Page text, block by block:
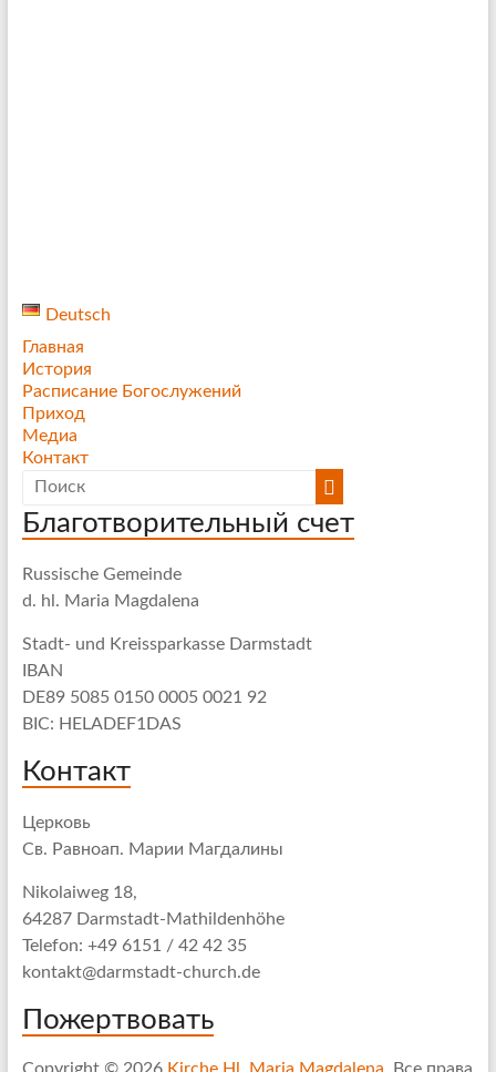
Deutsch
Главная
История
Расписание Богослужений
Приход
Медиа
Контакт
Благотворительный счет
Russische Gemeinde
d. hl. Maria Magdalena
Stadt- und Kreissparkasse Darmstadt
IBAN
DE89 5085 0150 0005 0021 92
BIC: HELADEF1DAS
Контакт
Церковь
Св. Равноап. Марии Магдалины
Nikolaiweg 18,
64287 Darmstadt-Mathildenhöhe
Telefon: +49 6151 / 42 42 35
kontakt@darmstadt-church.de
Пожертвовать
Copyright © 2026 Kirche Hl. Maria Magdalena . Все права